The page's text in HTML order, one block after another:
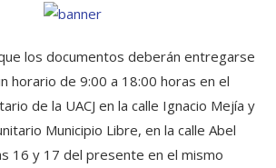
los documentos deberán entregarse
horario de 9:00 a 18:00 horas en el
de la UACJ en la calle Ignacio Mejía y
Municipio Libre, en la calle Abel
16 y 17 del presente en el mismo